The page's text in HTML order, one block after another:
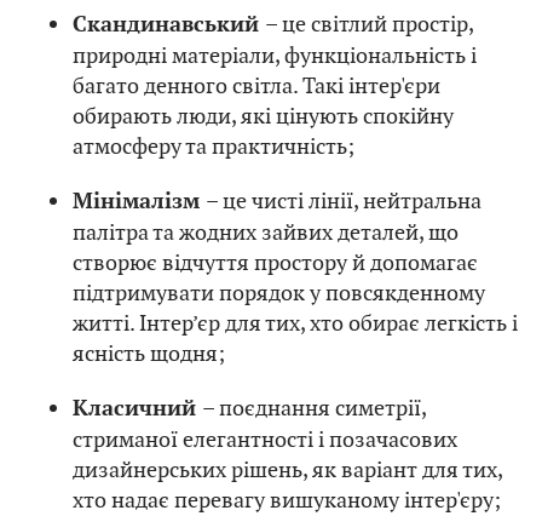
Скандинавський – це світлий простір,
природні матеріали, функціональність і
багато денного світла. Такі інтер'єри
обирають люди, які цінують спокійну
атмосферу та практичність;
Мінімалізм – це чисті лінії, нейтральна
палітра та жодних зайвих деталей, що
створює відчуття простору й допомагає
підтримувати порядок у повсякденному
житті. Інтер’єр для тих, хто обирає легкість і
ясність щодня;
Класичний – поєднання симетрії,
стриманої елегантності і позачасових
дизайнерських рішень, як варіант для тих,
хто надає перевагу вишуканому інтер'єру;